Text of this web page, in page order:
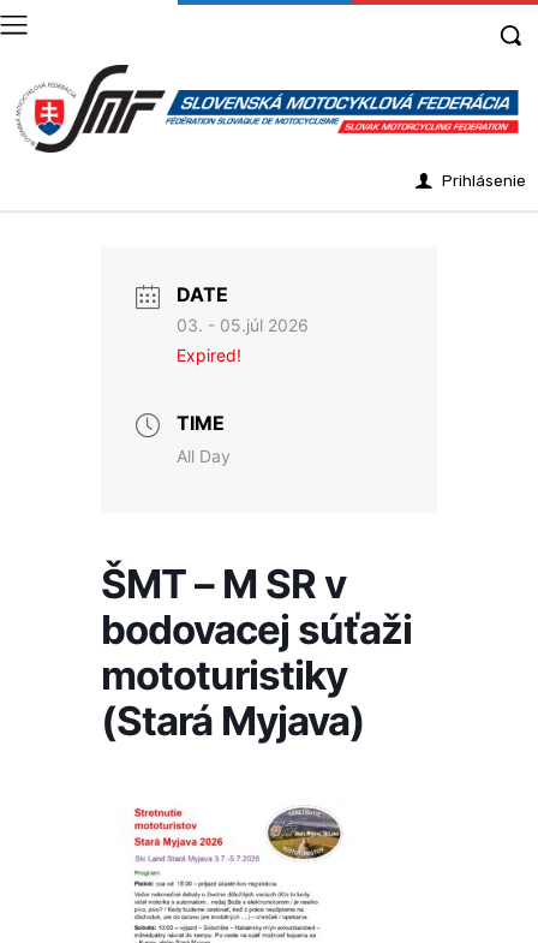
Prihlásenie
DATE
03. - 05.júl 2026
Expired!
TIME
All Day
ŠMT – M SR v
bodovacej súťaži
mototuristiky
(Stará Myjava)